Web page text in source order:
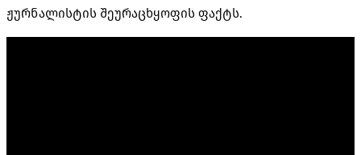
ჟურნალისტის შეურაცხყოფის ფაქტს.